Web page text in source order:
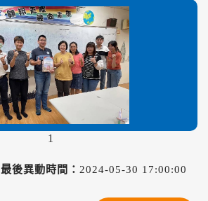
1
最後異動時間： 2024-05-30 17:00:00